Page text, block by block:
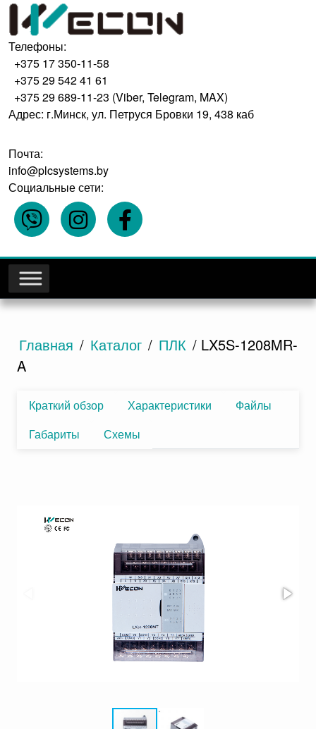
Телефоны:
+375 17 350-11-58
+375 29 542 41 61
+375 29 689-11-23 (Viber, Telegram, MAX)
Адрес: г.Минск, ул. Петруся Бровки 19, 438 каб
Почта:
info@plcsystems.by
Социальные сети:
Главная / Каталог / ПЛК / LX5S-1208MR-
A
Краткий обзор Характеристики
Файлы
Габариты
Схемы